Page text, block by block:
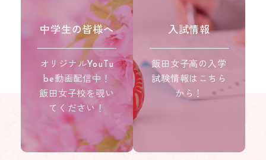
中学生の皆様へ
オリジナルYouTu
be動画配信中！
飯田女子校を覗い
てください！
入試情報
飯田女子高の入学
試験情報はこちら
から！